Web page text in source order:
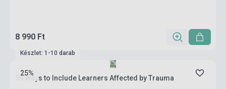
8 990 Ft
25%
Készlet: 1-10 darab
50 Ways to Include Learners Affected by Trauma